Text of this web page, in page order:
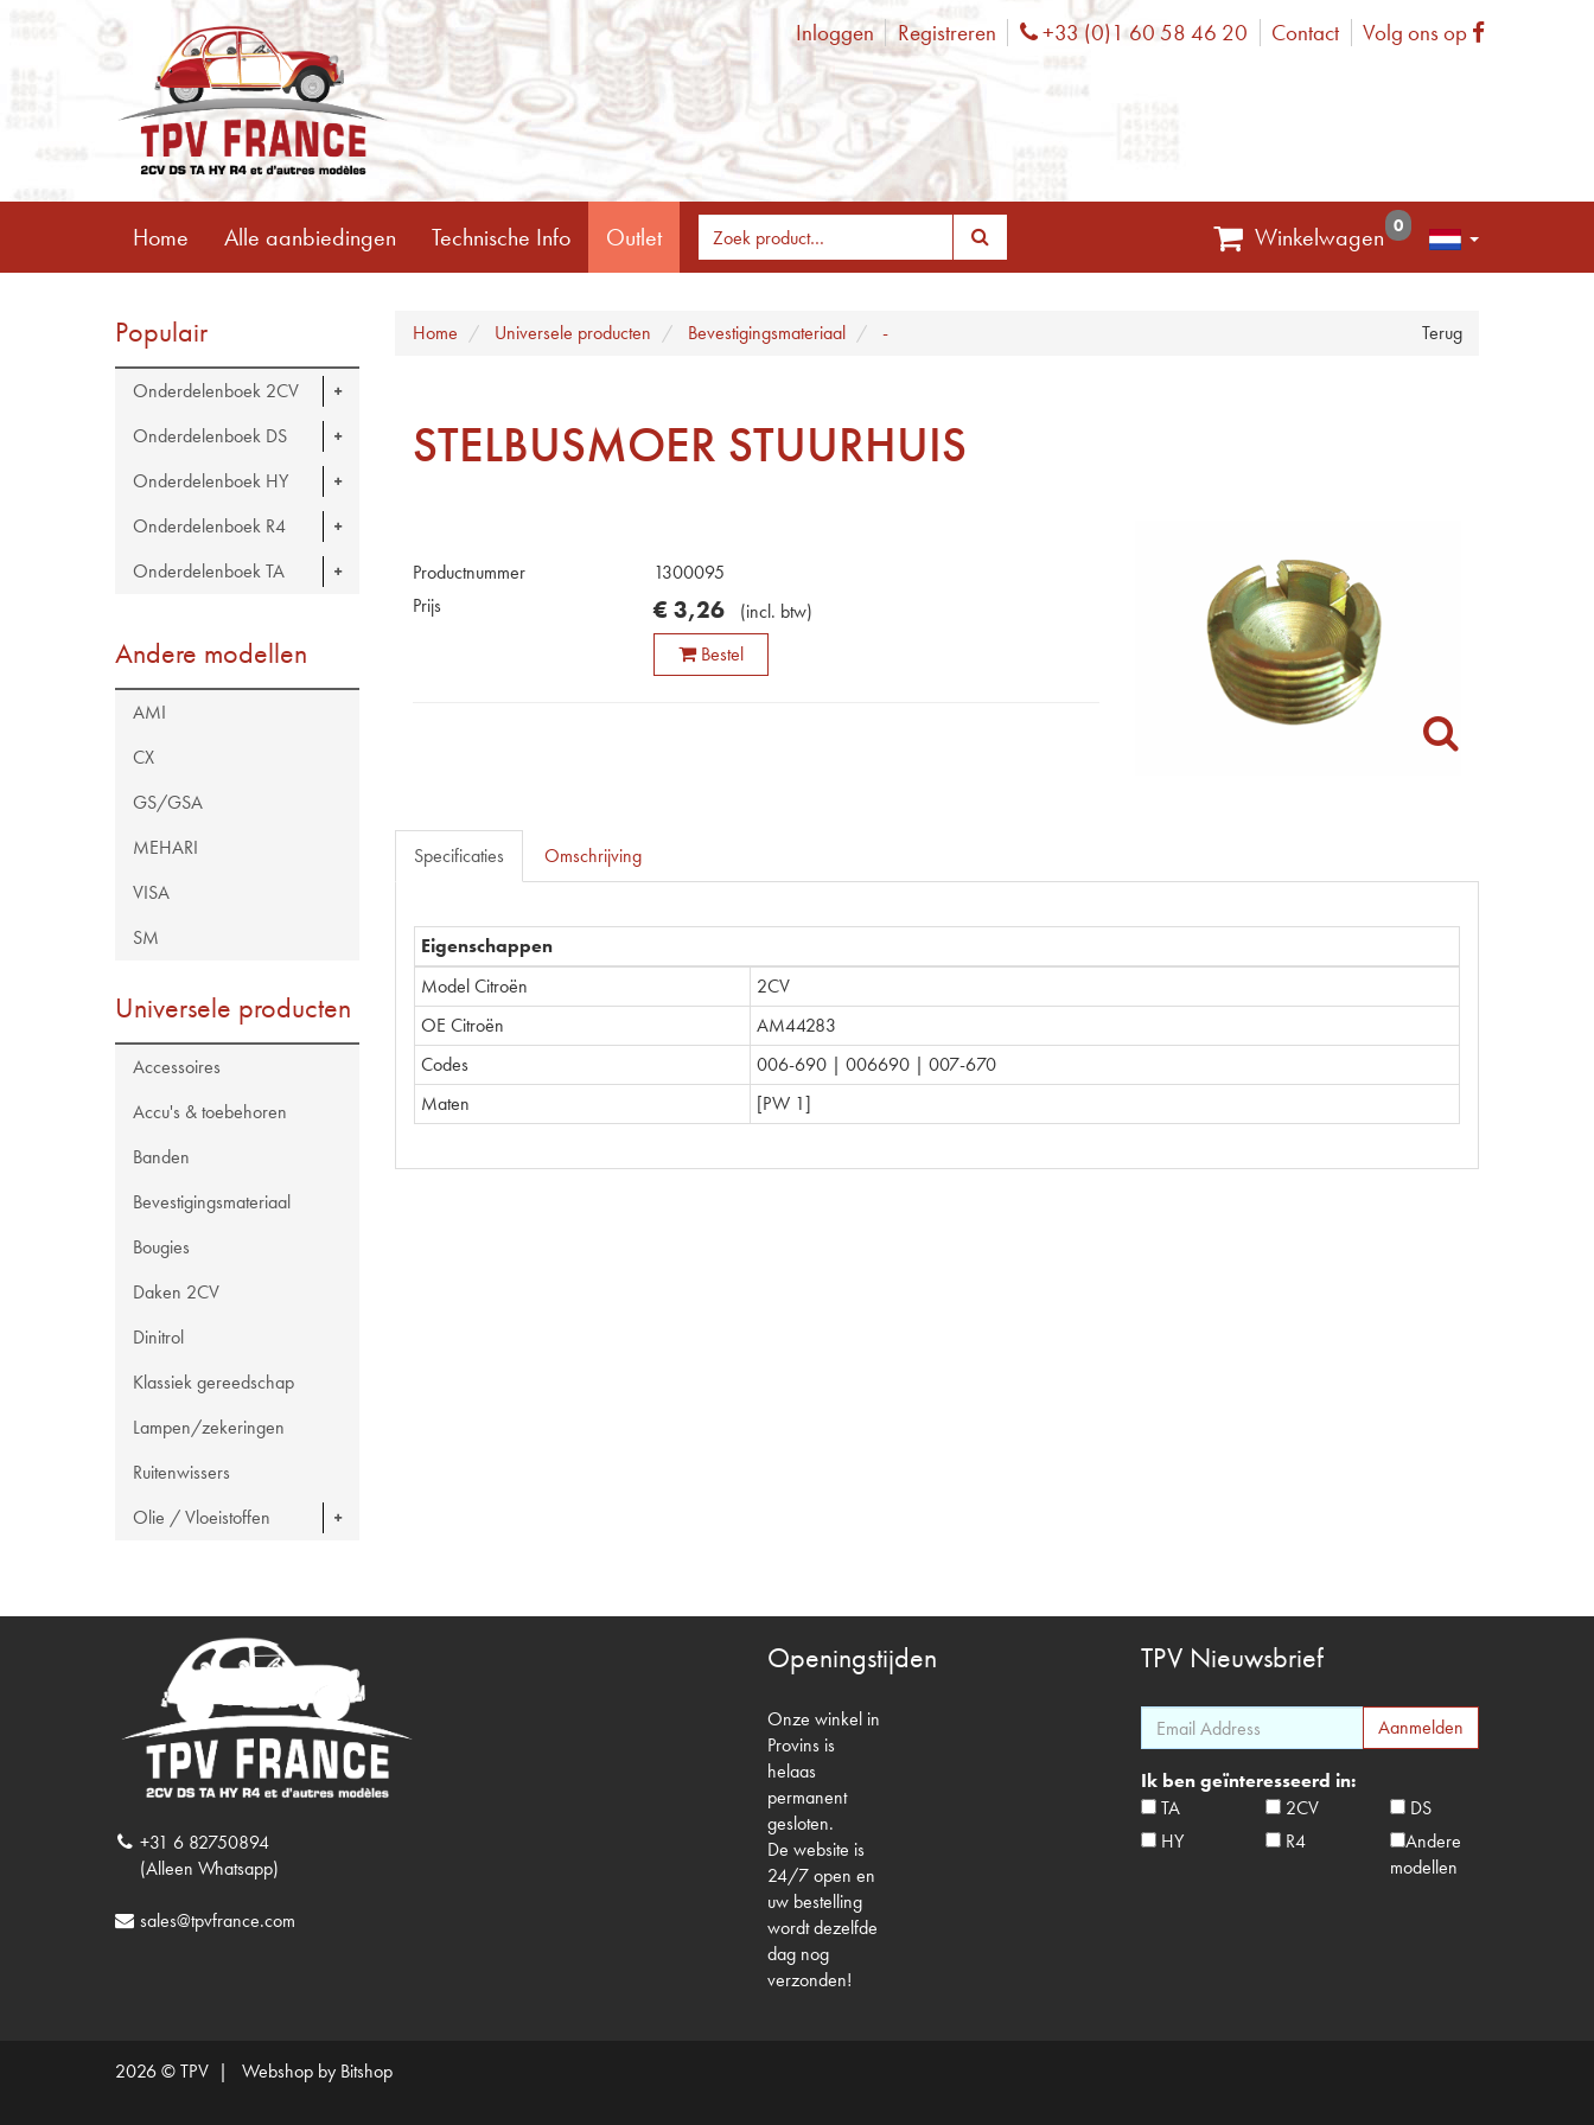
Inloggen Registreren Phone
+33 (0)1 60 58 46 20 Contact Volg ons op Facebook
Home Alle aanbiedingen Technische Info Outlet Winkelwagen 0
Populair
Onderdelenboek 2CV
Onderdelenboek DS
Onderdelenboek HY
Onderdelenboek R4
Onderdelenboek TA
Andere modellen
AMI
CX
GS/GSA
MEHARI
VISA
SM
Universele producten
Accessoires
Accu's & toebehoren
Banden
Bevestigingsmateriaal
Bougies
Daken 2CV
Dinitrol
Klassiek gereedschap
Lampen/zekeringen
Ruitenwissers
Olie / Vloeistoffen
Terug
Home Universele producten Bevestigingsmateriaal -
STELBUSMOER STUURHUIS
Productnummer
1300095
Prijs
€ 3,26 (incl. btw)
Bestel
Specificaties Omschrijving
Eigenschappen
Model Citroën
2CV
OE Citroën
AM44283
Codes
006-690 | 006690 | 007-670
Maten
[PW 1]
+31 6 82750894
(Alleen Whatsapp)
sales@tpvfrance.com
Openingstijden
Onze winkel in
Provins is
helaas
permanent
gesloten.
De website is
24/7 open en
uw bestelling
wordt dezelfde
dag nog
verzonden!
TPV Nieuwsbrief
Ik ben geïnteresseerd in:
TA
2CV
DS
HY
R4
Andere
modellen
2026 © TPV | Webshop by Bitshop